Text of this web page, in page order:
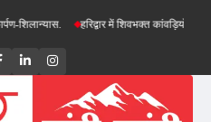
हरिद्वार में शिवभक्त कांवड़ियों पर पुष्पवर्षा,
FacebookLinkedInInstagram